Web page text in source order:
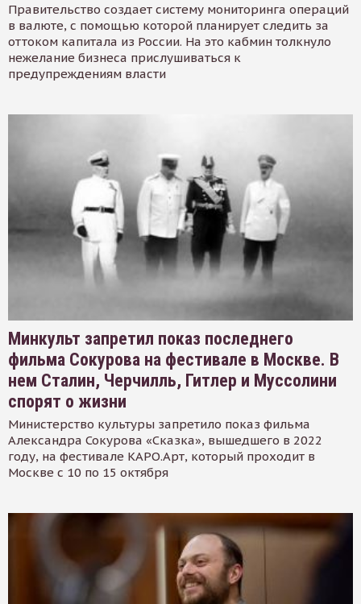
Правительство создает систему мониторинга операций
в валюте, с помощью которой планирует следить за
оттоком капитала из России. На это кабмин толкнуло
нежелание бизнеса прислушиваться к
предупреждениям власти
Минкульт запретил показ последнего
фильма Сокурова на фестивале в Москве. В
нем Сталин, Черчилль, Гитлер и Муссолини
спорят о жизни
Министерство культуры запретило показ фильма
Александра Сокурова «Сказка», вышедшего в 2022
году, на фестивале КАРО.Арт, который проходит в
Москве с 10 по 15 октября